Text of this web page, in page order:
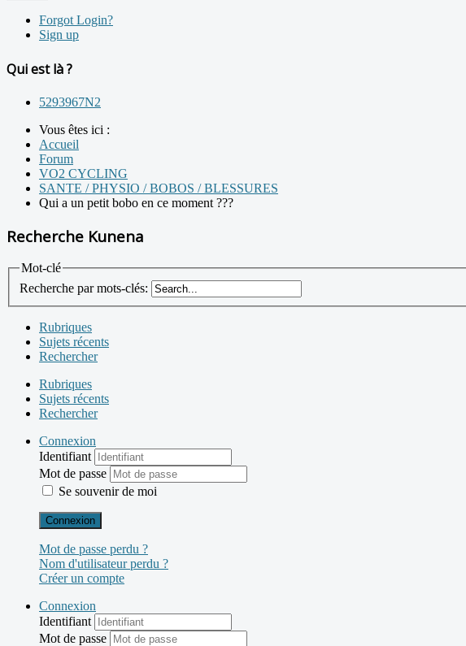
Forgot Login?
Sign up
Qui est là ?
5293967N2
Vous êtes ici :
Accueil
Forum
VO2 CYCLING
SANTE / PHYSIO / BOBOS / BLESSURES
Qui a un petit bobo en ce moment ???
Recherche Kunena
Mot-clé
Recherche par mots-clés:
Rubriques
Sujets récents
Rechercher
Rubriques
Sujets récents
Rechercher
Connexion
Identifiant
Mot de passe
Se souvenir de moi
Connexion
Mot de passe perdu ?
Nom d'utilisateur perdu ?
Créer un compte
Connexion
Identifiant
Mot de passe